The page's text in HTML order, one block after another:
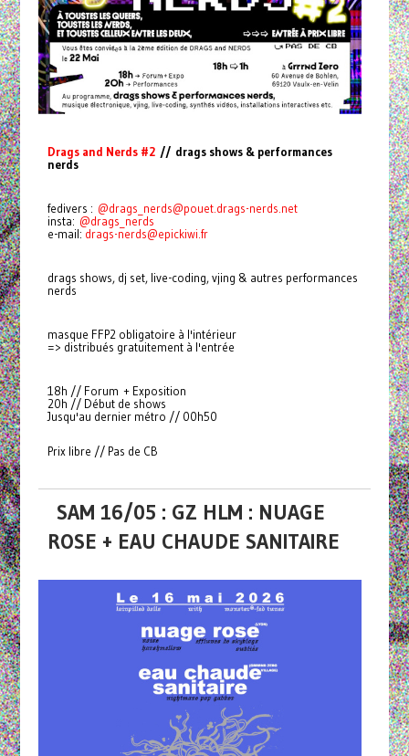
Drags and Nerds #2// drags shows & performances
nerds
fedivers : @drags_nerds@pouet.drags-nerds.net
insta: @drags_nerds
e-mail: drags-nerds@epickiwi.fr
drags shows, dj set, live-coding, vjing & autres performances
nerds
masque FFP2 obligatoire à l'intérieur
=> distribués gratuitement à l'entrée
18h // Forum + Exposition
20h // Début de shows
Jusqu'au dernier métro // 00h50
Prix libre // Pas de CB
SAM 16/05 : GZ HLM : NUAGE
ROSE + EAU CHAUDE SANITAIRE